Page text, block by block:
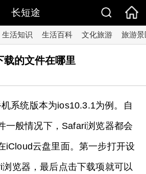
长短途
生活知识 生活百科 文化旅游 旅游景
载的文件在哪里
系统版本为ios10.3.1为例。自
一般情况下，Safari浏览器都会
iCloud云盘里面。第一步打开设
览器，最后点击下载项就可以